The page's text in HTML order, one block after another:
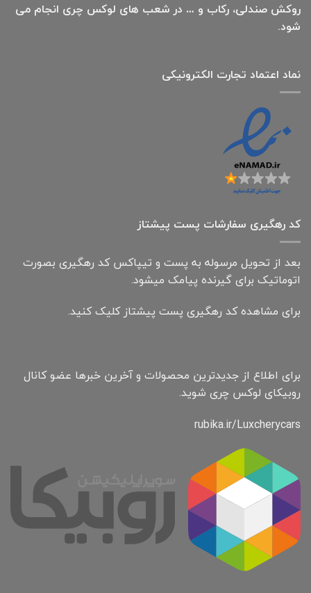
روکش صندلی، رکاب و … در شعب های لوکس چری انجام می
شود.
نماد اعتماد تجارت الكترونیكی
کد رهگیری سفارشات پست پیشتاز
بعد از تحویل مرسوله به پست و تیپاکس کد رهگیری بصورت
اتوماتیک برای گیرنده پیامک میشود.
برای مشاهده کد رهگیری پست پیشتاز کلیک کنید.
برای اطلاع از جدیدترین محصولات و آخرین خبرها عضو کانال
روبیکای لوکس چری شوید.
rubika.ir/Luxcherycars